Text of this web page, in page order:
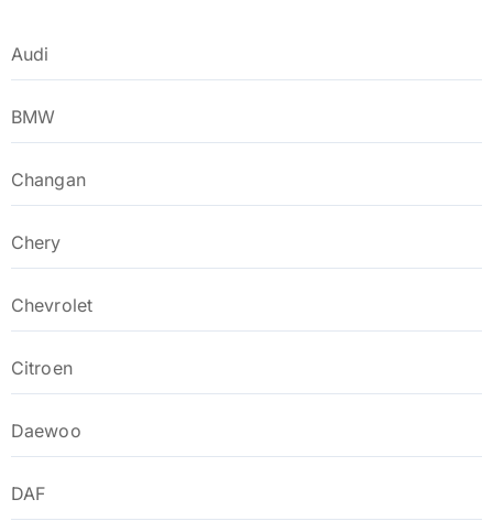
Audi
BMW
Changan
Chery
Chevrolet
Citroen
Daewoo
DAF